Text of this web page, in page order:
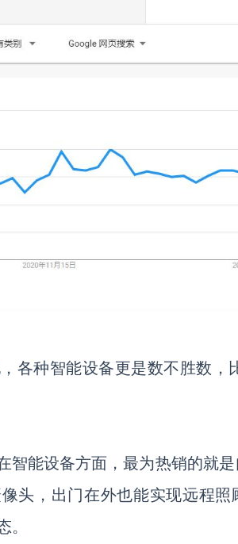
各种智能设备更是数不胜数，
智能设备方面，最为热销的就
头，出门在外也能实现远程照